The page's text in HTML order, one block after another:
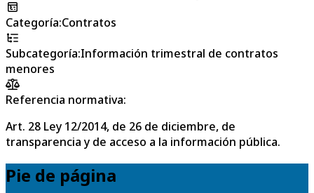
Categoría:Contratos
Subcategoría:Información trimestral de contratos
menores
Referencia normativa:
Art. 28 Ley 12/2014, de 26 de diciembre, de
transparencia y de acceso a la información pública.
Pie de página